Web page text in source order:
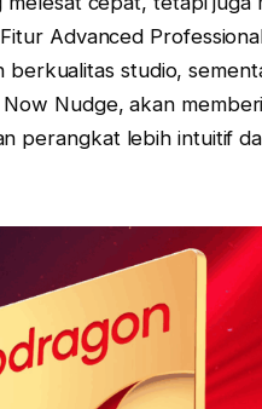
Advanced
studio,
Nudge, akan
perangkat lebih intuitif